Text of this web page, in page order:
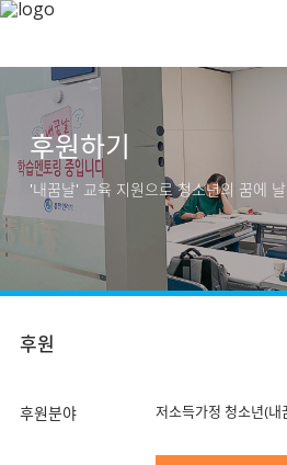
후원하기
'내꿈날' 교육 지원으로 청소년의 꿈에
후원
후원분야 저소득가정 청소년(내